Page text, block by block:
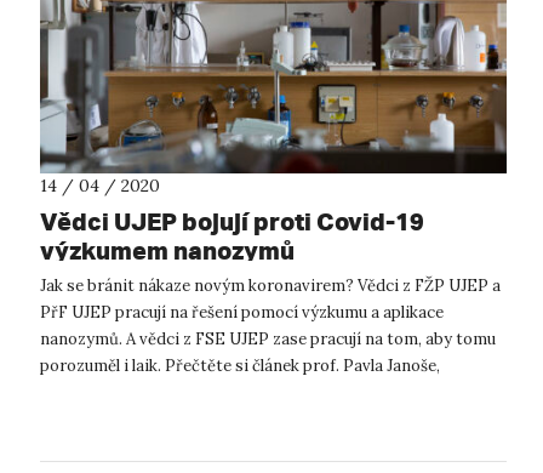
14 / 04 / 2020
Vědci UJEP bojují proti Covid-19
výzkumem nanozymů
Jak se bránit nákaze novým koronavirem? Vědci z FŽP UJEP a
PřF UJEP pracují na řešení pomocí výzkumu a aplikace
nanozymů. A vědci z FSE UJEP zase pracují na tom, aby tomu
porozuměl i laik. Přečtěte si článek prof. Pavla Janoše,